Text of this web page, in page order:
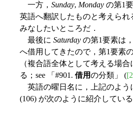
一方， Sunday, Monday の第1
英語へ翻訳したものと考えられ
みなしたいところだ．
最後に Saturday の第1要素は
へ借用してきたので，第1要素
（複合語全体として考える場
る；see 「#901. 借用の分類」 (
英語の曜日名に，上記のよう
(106) が次のように紹介してい